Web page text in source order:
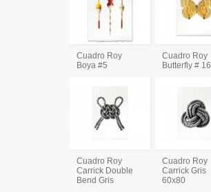
Cuadro Roy
Boya #5
Cuadro Roy
Butterfly # 16
Cuadro Roy
Carrick Double
Bend Gris
Cuadro Roy
Carrick Gris
60x80